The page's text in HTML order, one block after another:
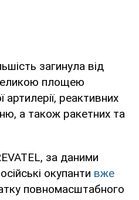
загинула від
площею
реактивних
а також ракетних та
за даними
окупанти вже
повномасштабного